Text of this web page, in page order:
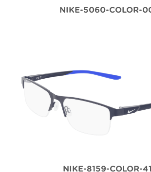
NIKE-5060-COLOR-
NIKE-8159-COLOR-